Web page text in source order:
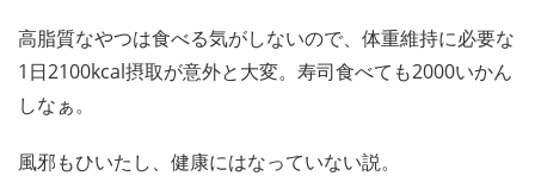
高脂質なやつは食べる気がしないので、体重維持に必要な
1日2100kcal摂取が意外と大変。寿司食べても2000いかん
しなぁ。
風邪もひいたし、健康にはなっていない説。